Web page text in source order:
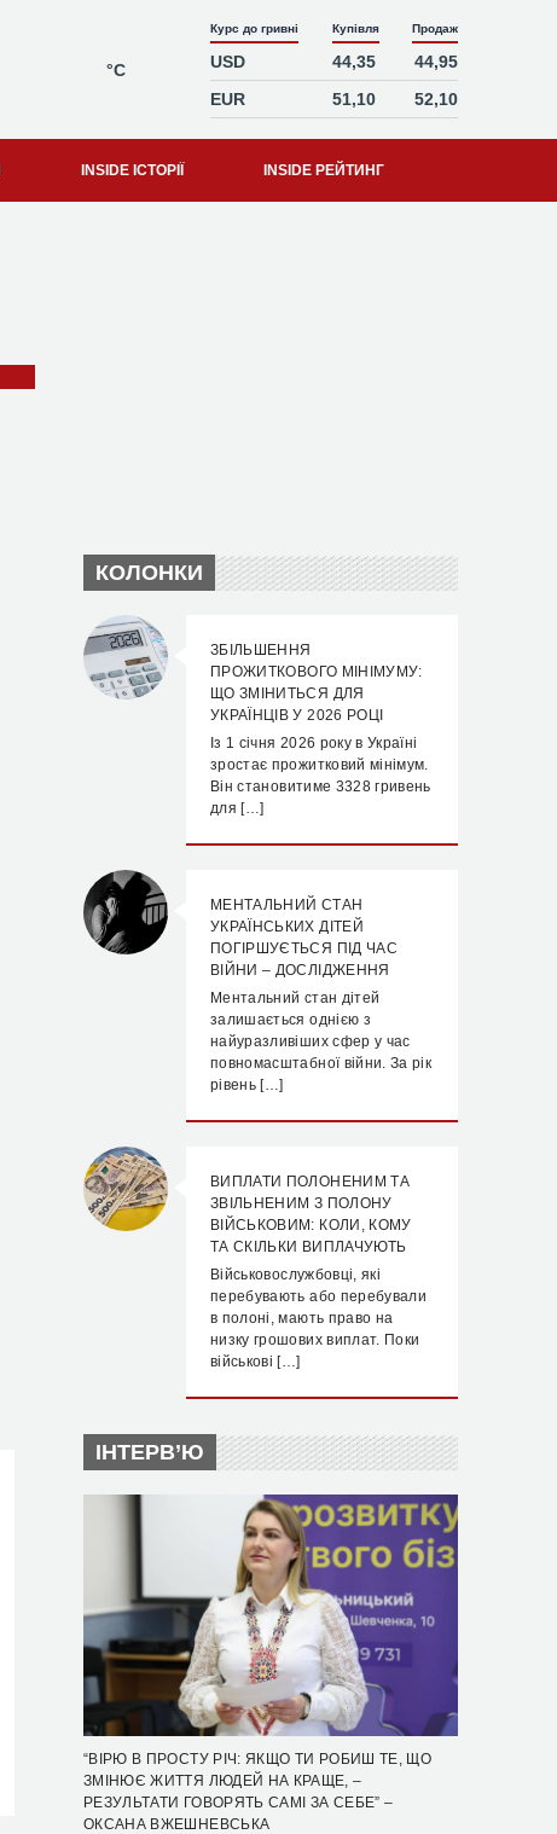
°C
Курс до гривні Купівля Продаж
USD 44,35
44,95
EUR
51,10 52,10
INSIDE ІСТОРІЇ INSIDE РЕЙТИНГ
КОЛОНКИ
ЗБІЛЬШЕННЯ
ПРОЖИТКОВОГО МІНІМУМУ:
ЩО ЗМІНИТЬСЯ ДЛЯ
УКРАЇНЦІВ У 2026 РОЦІ
Із 1 січня 2026 року в Україні
зростає прожитковий мінімум.
Він становитиме 3328 гривень
для […]
МЕНТАЛЬНИЙ СТАН
УКРАЇНСЬКИХ ДІТЕЙ
ПОГІРШУЄТЬСЯ ПІД ЧАС
ВІЙНИ – ДОСЛІДЖЕННЯ
Ментальний стан дітей
залишається однією з
найуразливіших сфер у час
повномасштабної війни. За рік
рівень […]
ВИПЛАТИ ПОЛОНЕНИМ ТА
ЗВІЛЬНЕНИМ З ПОЛОНУ
ВІЙСЬКОВИМ: КОЛИ, КОМУ
ТА СКІЛЬКИ ВИПЛАЧУЮТЬ
Військовослужбовці, які
перебувають або перебували
в полоні, мають право на
низку грошових виплат. Поки
військові […]
ІНТЕРВ’Ю
“ВІРЮ В ПРОСТУ РІЧ: ЯКЩО ТИ РОБИШ ТЕ, ЩО
ЗМІНЮЄ ЖИТТЯ ЛЮДЕЙ НА КРАЩЕ, –
РЕЗУЛЬТАТИ ГОВОРЯТЬ САМІ ЗА СЕБЕ” –
ОКСАНА ВЖЕШНЕВСЬКА